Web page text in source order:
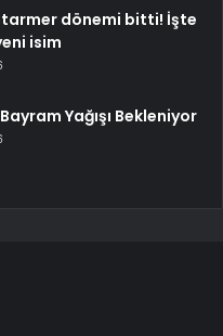
dönemi bitti! İşte
isim
Yağışı Bekleniyor